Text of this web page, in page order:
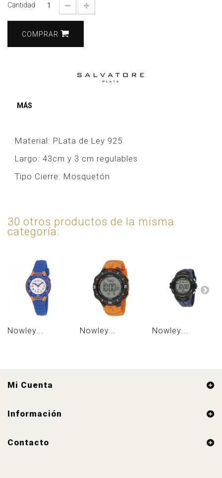
Cantidad
COMPRAR
MÁS
Material: PLata de Ley 925
Largo: 43cm y 3 cm regulables
Tipo Cierre: Mosquetón
30 otros productos de la misma
categoría:
Nowley... Nowley... Nowley...
Mi Cuenta
Información
Contacto